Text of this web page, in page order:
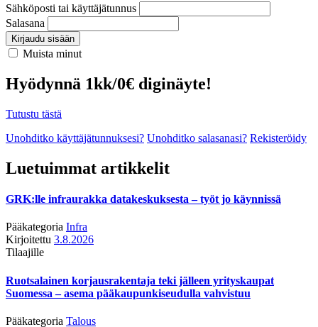
Sähköposti tai käyttäjätunnus
Salasana
Kirjaudu sisään
Muista minut
Hyödynnä 1kk/0€ diginäyte!
Tutustu tästä
Unohditko käyttäjätunnuksesi? Unohditko salasanasi? Rekisteröidy
Luetuimmat artikkelit
GRK:lle infraurakka datakeskuksesta – työt jo käynnissä
Pääkategoria Infra
Kirjoitettu 3.8.2026
Tilaajille
Ruotsalainen korjausrakentaja teki jälleen yrityskaupat
Suomessa – asema pääkaupunkiseudulla vahvistuu
Pääkategoria Talous